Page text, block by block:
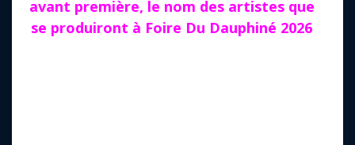
avant première, le nom des artistes que
se produiront à Foire Du Dauphiné 2026